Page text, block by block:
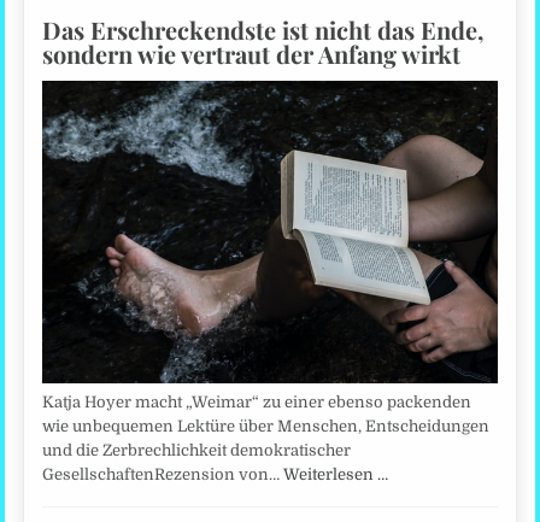
Das Erschreckendste ist nicht das Ende,
sondern wie vertraut der Anfang wirkt
Katja Hoyer macht „Weimar“ zu einer ebenso packenden
wie unbequemen Lektüre über Menschen, Entscheidungen
und die Zerbrechlichkeit demokratischer
GesellschaftenRezension von…Weiterlesen …